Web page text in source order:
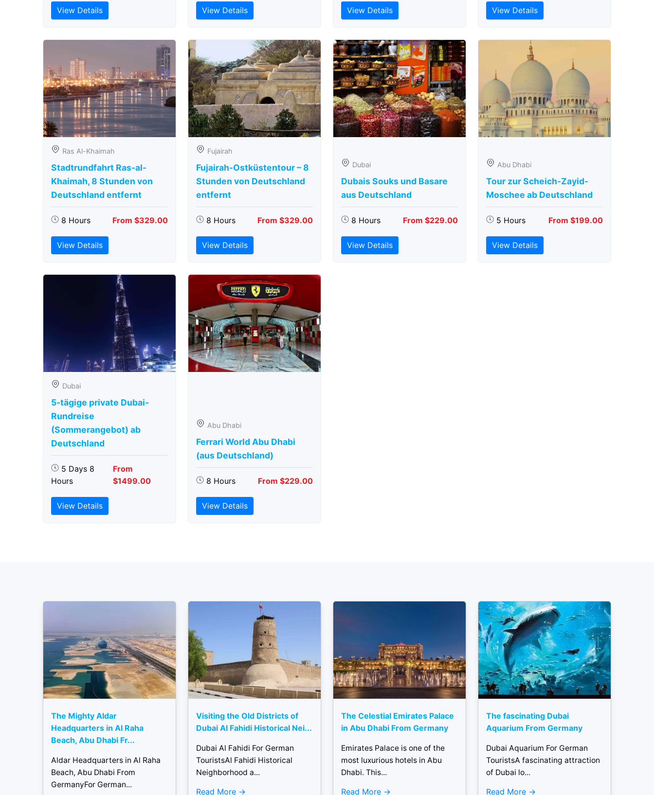
View Details View Details View Details View Details
Ras Al-Khaimah
Stadtrundfahrt Ras-al-
Khaimah, 8 Stunden von
Deutschland entfernt
8 Hours From $329.00
View Details
Fujairah
Fujairah-Ostküstentour – 8
Stunden von Deutschland
entfernt
8 Hours From $329.00
View Details
Dubai
Dubais Souks und Basare
aus Deutschland
8 Hours From $229.00
View Details
Abu Dhabi
Tour zur Scheich-Zayid-
Moschee ab Deutschland
5 Hours From $199.00
View Details
Dubai
5-tägige private Dubai-
Rundreise
(Sommerangebot) ab
Deutschland
5 Days 8
Hours
From
$1499.00
View Details
Abu Dhabi
Ferrari World Abu Dhabi
(aus Deutschland)
8 Hours From $229.00
View Details
The Mighty Aldar
Headquarters in Al Raha
Beach, Abu Dhabi Fr...
Aldar Headquarters in Al Raha
Beach, Abu Dhabi From
GermanyFor German...
Visiting the Old Districts of
Dubai Al Fahidi Historical Nei...
Dubai Al Fahidi For German
TouristsAl Fahidi Historical
Neighborhood a...
Read More
The Celestial Emirates Palace
in Abu Dhabi From Germany
Emirates Palace is one of the
most luxurious hotels in Abu
Dhabi. This...
Read More
The fascinating Dubai
Aquarium From Germany
Dubai Aquarium For German
TouristsA fascinating attraction
of Dubai lo...
Read More